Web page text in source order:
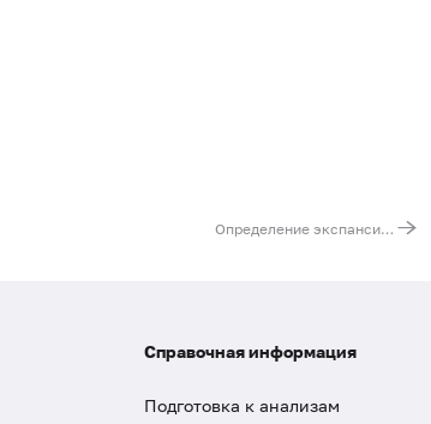
Определение экспансии триплетов при спиноцеребеллярной атаксии 2 типа. Ген ATXN2
Справочная информация
Подготовка к анализам